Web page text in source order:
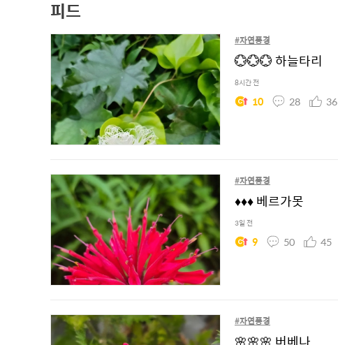
피드
#자연풍경
💮💮💮 하늘타리
8시간 전
10 28 36
#자연풍경
♦️♦️♦️ 베르가못
3일 전
9 50 45
#자연풍경
🌸🌸🌸 버베나